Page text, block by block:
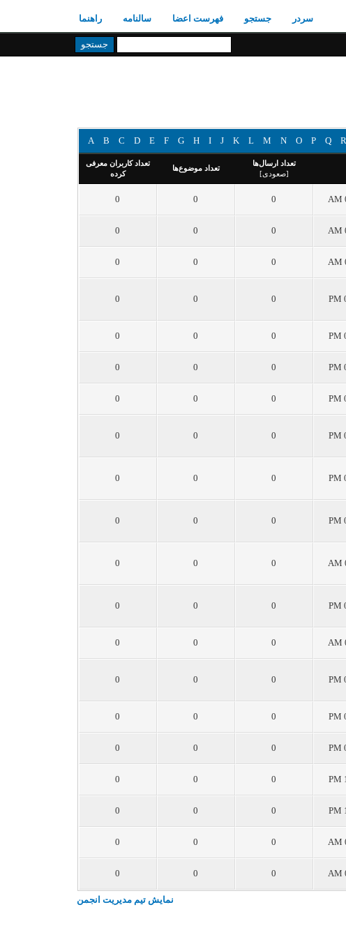
سردر جستجو فهرست اعضا سالنامه راهنما
A B C D E F G H I J K L M N O P Q R
تعداد ارسال‌ها
[صعودی]
تعداد موضوع‌ها
تعداد کاربران معرفی
کرده
0
0
0
0
0
0
0
0
0
0
0
0
0
0
0
0
0
0
0
0
0
0
0
0
0
0
0
0
0
0
0
0
0
0
0
0
0
0
0
0
0
0
0
0
0
0
0
0
0
0
0
0
0
0
0
0
0
0
0
0
نمایش تیم مدیریت انجمن